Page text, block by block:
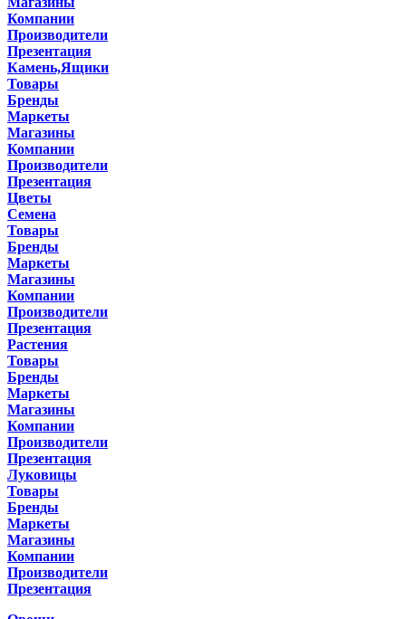
Компании
Производители
Презентация
Камень,Ящики
Товары
Бренды
Маркеты
Магазины
Компании
Производители
Презентация
Цветы
Семена
Товары
Бренды
Маркеты
Магазины
Компании
Производители
Презентация
Растения
Товары
Бренды
Маркеты
Магазины
Компании
Производители
Презентация
Луковицы
Товары
Бренды
Маркеты
Магазины
Компании
Производители
Презентация